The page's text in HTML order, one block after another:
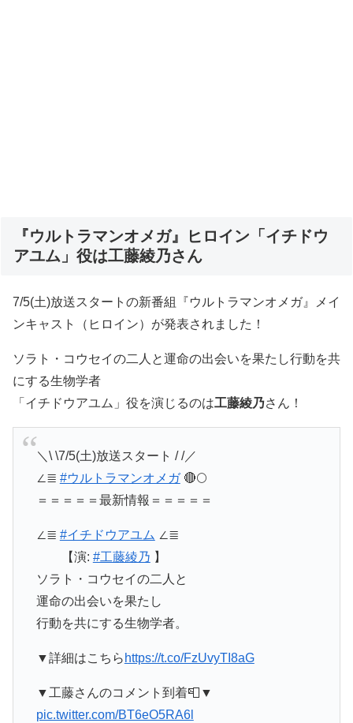
『ウルトラマンオメガ』ヒロイン「イチドウ
アユム」役は工藤綾乃さん
7/5(土)放送スタートの新番組『ウルトラマンオメガ』メイ
ンキャスト（ヒロイン）が発表されました！
ソラト・コウセイの二人と運命の出会いを果たし行動を共
にする生物学者
「イチドウアユム」役を演じるのは工藤綾乃さん！
＼\ \7/5(土)放送スタート / /／
∠≣ #ウルトラマンオメガ🔴🌕
＝＝＝＝＝最新情報＝＝＝＝＝
∠≣ #イチドウアユム ∠≣
【演: #工藤綾乃 】
ソラト・コウセイの二人と
運命の出会いを果たし
行動を共にする生物学者。
▼詳細はこちら https://t.co/FzUvyTI8aG
▼工藤さんのコメント到着📮▼
pic.twitter.com/BT6eO5RA6l